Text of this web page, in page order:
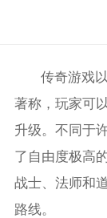
传奇游戏
著称，玩家可
升级。不同于
了自由度极高
战士、法师和
路线。